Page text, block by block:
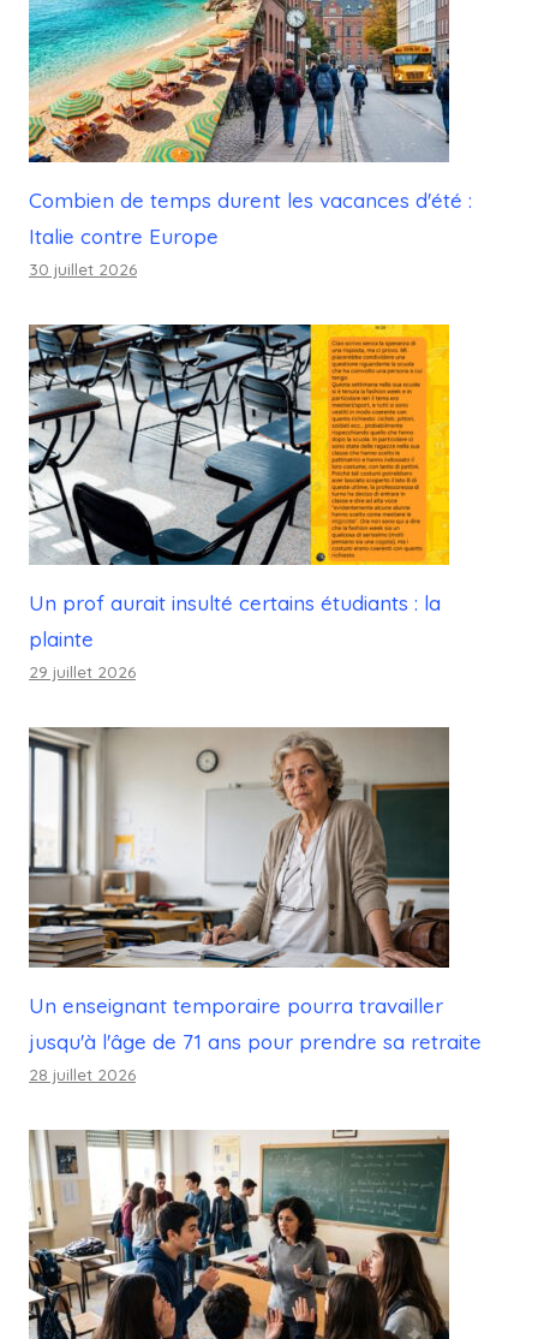
Combien de temps durent les vacances d'été :
Italie contre Europe
30 juillet 2026
Un prof aurait insulté certains étudiants : la
plainte
29 juillet 2026
Un enseignant temporaire pourra travailler
jusqu'à l'âge de 71 ans pour prendre sa retraite
28 juillet 2026